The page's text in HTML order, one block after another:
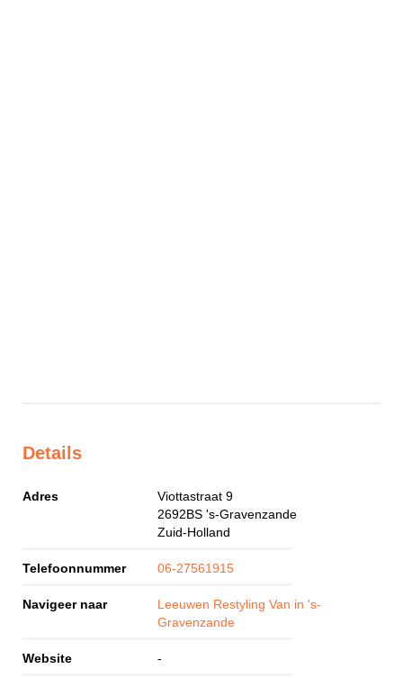
Details
Adres
Viottastraat 9
2692BS 's-Gravenzande
Zuid-Holland
Telefoonnummer 06-27561915
Navigeer naar
Leeuwen Restyling Van in 's-
Gravenzande
Website -